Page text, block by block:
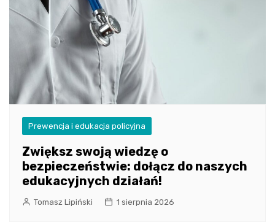
Prewencja i edukacja policyjna
Zwiększ swoją wiedzę o
bezpieczeństwie: dołącz do naszych
edukacyjnych działań!
Tomasz Lipiński 1 sierpnia 2026